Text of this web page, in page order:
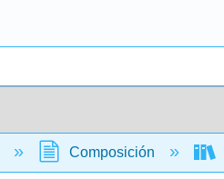
Composición